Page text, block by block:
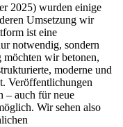
2025) wurden einige
Umsetzung wir
ist eine
notwendig, sondern
möchten wir betonen,
moderne und
Veröffentlichungen
– auch für neue
Wir sehen also